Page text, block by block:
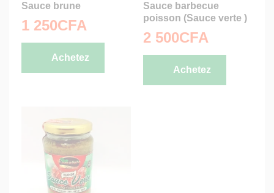
Sauce brune
1 250CFA
Achetez
Sauce barbecue
poisson (Sauce verte )
2 500CFA
Achetez